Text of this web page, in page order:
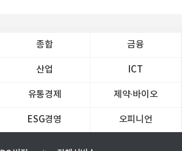
종합 금융
산업 ICT
유통경제 제약∙바이오
ESG경영 오피니언